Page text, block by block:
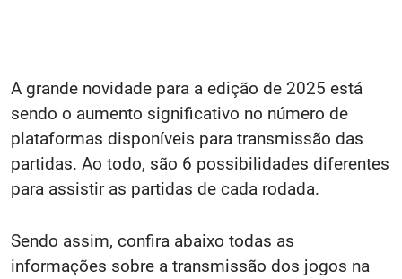
A grande novidade para a edição de 2025 está
sendo o aumento significativo no número de
plataformas disponíveis para transmissão das
partidas. Ao todo, são 6 possibilidades diferentes
para assistir as partidas de cada rodada.
Sendo assim, confira abaixo todas as
informações sobre a transmissão dos jogos na